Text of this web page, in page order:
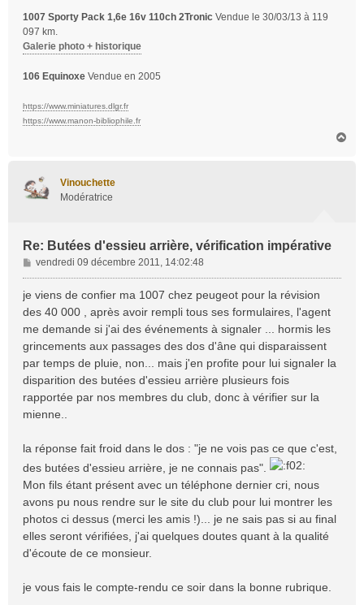
1007 Sporty Pack 1,6e 16v 110ch 2Tronic Vendue le 30/03/13 à 119
097 km.
Galerie photo + historique
106 Equinoxe Vendue en 2005
https://www.miniatures.dlgr.fr
https://www.manon-bibliophile.fr
Vinouchette
Modératrice
Re: Butées d'essieu arrière, vérification impérative
M
e
s
a
g
e
vendredi 09 décembre 2011, 14:02:48
je viens de confier ma 1007 chez peugeot pour la révision
des 40 000 , après avoir rempli tous ses formulaires, l'agent
me demande si j'ai des événements à signaler ... hormis les
grincements aux passages des dos d'âne qui disparaissent
par temps de pluie, non... mais j'en profite pour lui signaler la
disparition des butées d'essieu arrière plusieurs fois
rapportée par nos membres du club, donc à vérifier sur la
mienne..
la réponse fait froid dans le dos : "je ne vois pas ce que c'est,
des butées d'essieu arrière, je ne connais pas".
Mon fils étant présent avec un téléphone dernier cri, nous
avons pu nous rendre sur le site du club pour lui montrer les
photos ci dessus (merci les amis !)... je ne sais pas si au final
elles seront vérifiées, j'ai quelques doutes quant à la qualité
d'écoute de ce monsieur.
je vous fais le compte-rendu ce soir dans la bonne rubrique.